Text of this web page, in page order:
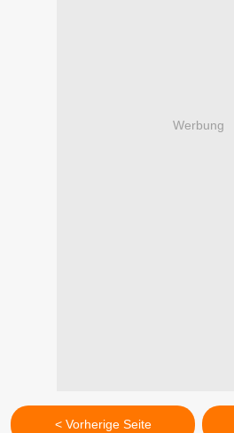
Werbung
< Vorherige Seite